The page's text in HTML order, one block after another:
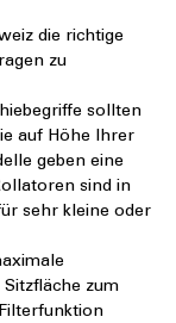
die richtige
zu
sollten
auf Höhe Ihrer
geben eine
sind in
sehr kleine oder
zum